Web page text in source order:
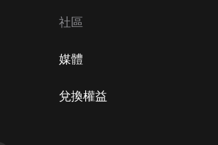
社區
媒體
兌換權益